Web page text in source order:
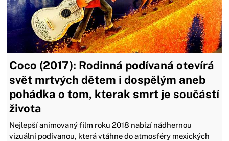
Coco (2017): Rodinná podívaná otevírá
svět mrtvých dětem i dospělým aneb
pohádka o tom, kterak smrt je součástí
života
Nejlepší animovaný film roku 2018 nabízí nádhernou
vizuální podívanou, která vtáhne do atmosféry mexických